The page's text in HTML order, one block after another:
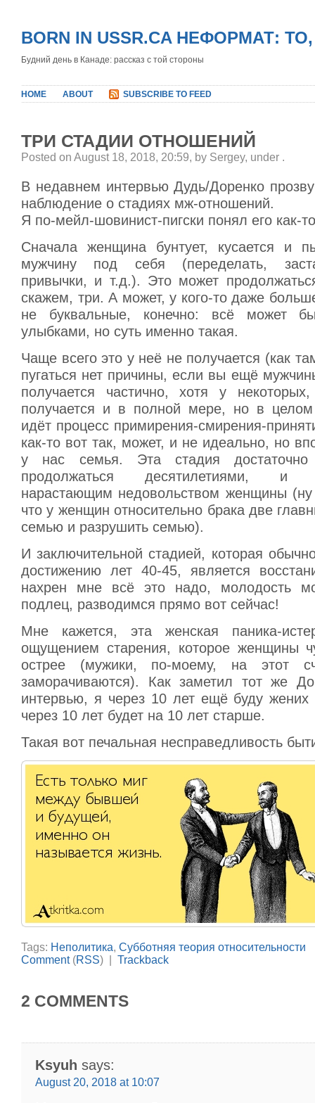
BORN IN USSR.CA НЕФОРМАТ:
Будний день в Канаде: рассказ с той стороны
HOME ABOUT SUBSCRIBE TO FEED
ТРИ СТАДИИ ОТНОШЕНИЙ
Posted on August 18, 2018, 20:59, by Sergey, under .
В недавнем интервью Дудь/Доренко
наблюдение о стадиях мж-отношений.
Я по-мейл-шовинист-пигски понял его как-
Сначала женщина бунтует, кусается и
мужчину под себя (переделать,
привычки, и т.д.). Это может
скажем, три. А может, у кого-то даже
не буквальные, конечно: всё может
улыбками, но суть именно такая.
Чаще всего это у неё не получается (как
пугаться нет причины, если вы ещё
получается частично, хотя у
получается и в полной мере, но в целом
идёт процесс примирения-смирения-
как-то вот так, может, и не идеально, но
у нас семья. Эта стадия
продолжаться десятилетиями, и
нарастающим недовольством женщины
что у женщин относительно брака две
семью и разрушить семью).
И заключительной стадией, которая
достижению лет 40-45, является
нахрен мне всё это надо, молодость
подлец, разводимся прямо вот сейчас!
Мне кажется, эта женская паника-
ощущением старения, которое женщины
острее (мужики, по-моему, на этот
заморачиваются). Как заметил тот же
интервью, я через 10 лет ещё буду жених
через 10 лет будет на 10 лет старше.
Такая вот печальная несправедливость
Tags: Неполитика, Субботняя теория относительности
Comment(RSS) | Trackback
2 COMMENTS
Ksyuh says:
August 20, 2018 at 10:07